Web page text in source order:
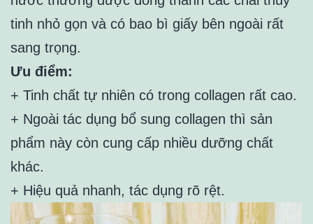
tinh nhỏ gọn và có bao bì giấy bên ngoài rất
sang trọng.
Ưu điểm:
+ Tinh chất tự nhiên có trong collagen rất cao.
+ Ngoài tác dụng bổ sung collagen thì sản
phẩm này còn cung cấp nhiều dưỡng chất
khác.
+ Hiệu quả nhanh, tác dụng rõ rệt.